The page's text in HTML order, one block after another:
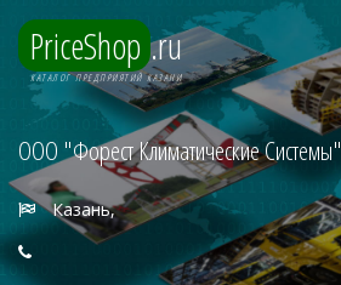
PriceShop .ru
КАТАЛОГ ПРЕДПРИЯТИЙ КАЗАНИ
ООО "Форест Климатические Системы"
Казань,